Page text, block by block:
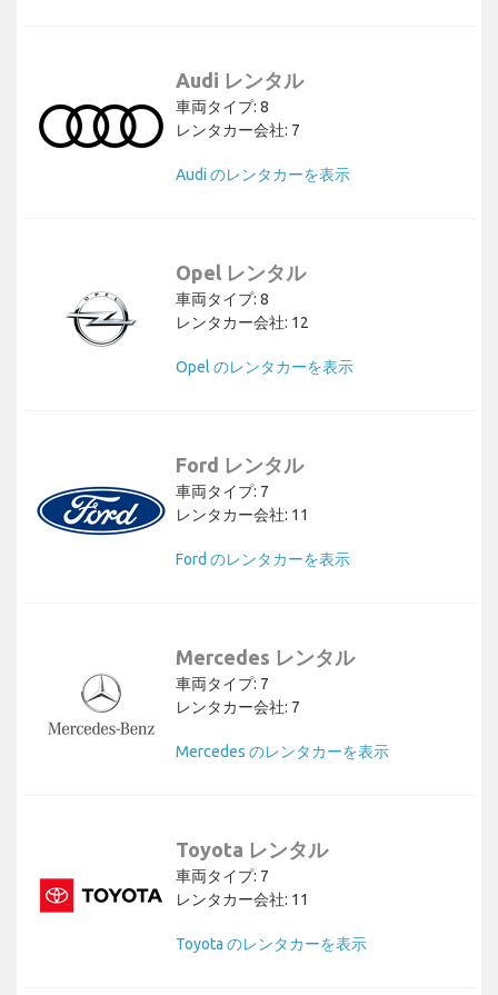
Audi レンタル
車両タイプ: 8
レンタカー会社: 7
Audi のレンタカーを表示
Opel レンタル
車両タイプ: 8
レンタカー会社: 12
Opel のレンタカーを表示
Ford レンタル
車両タイプ: 7
レンタカー会社: 11
Ford のレンタカーを表示
Mercedes レンタル
車両タイプ: 7
レンタカー会社: 7
Mercedes のレンタカーを表示
Toyota レンタル
車両タイプ: 7
レンタカー会社: 11
Toyota のレンタカーを表示